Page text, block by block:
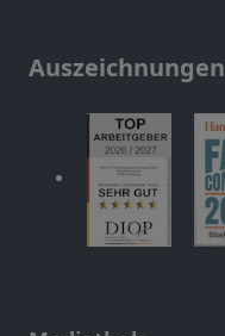
Auszeichnungen